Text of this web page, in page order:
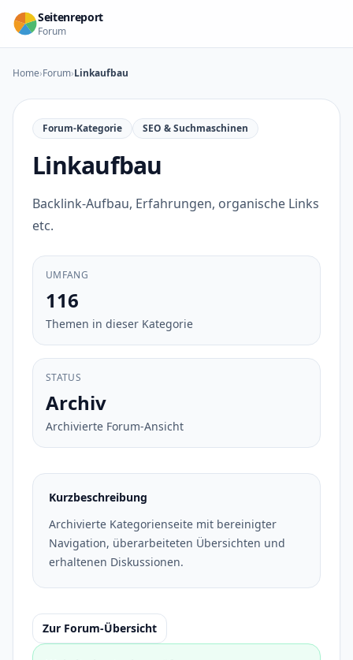
Zum Inhalt springen
Seitenreport
Forum
Home›Forum›Linkaufbau
Forum-Kategorie SEO & Suchmaschinen
Linkaufbau
Backlink-Aufbau, Erfahrungen, organische Links
etc.
UMFANG
116
Themen in dieser Kategorie
STATUS
Archiv
Archivierte Forum-Ansicht
Kurzbeschreibung
Archivierte Kategorienseite mit bereinigter
Navigation, überarbeiteten Übersichten und
erhaltenen Diskussionen.
Zur Forum-Übersicht